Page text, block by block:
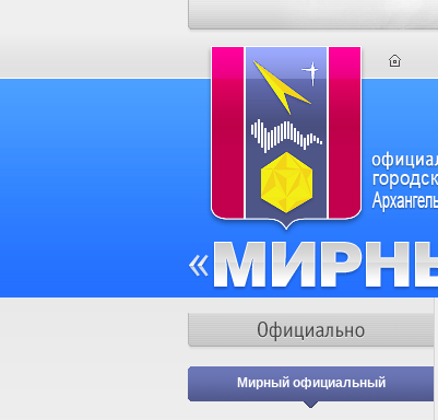
Мирный официальный